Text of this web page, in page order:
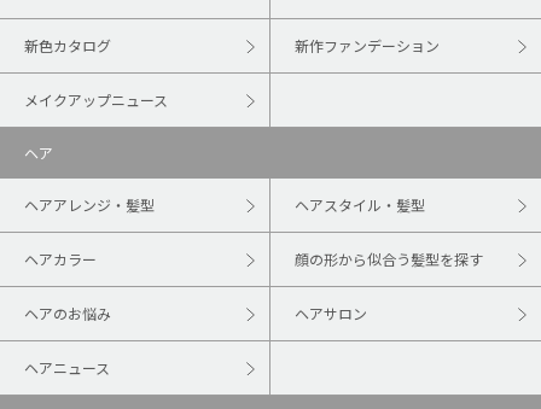
新色カタログ 新作ファンデーション
メイクアップニュース
ヘア
ヘアアレンジ・髪型 ヘアスタイル・髪型
ヘアカラー 顔の形から似合う髪型を探す
ヘアのお悩み ヘアサロン
ヘアニュース